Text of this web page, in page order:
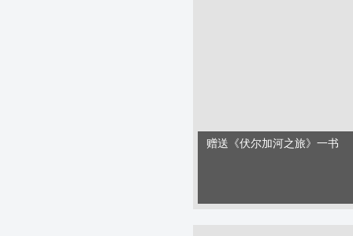
赠送《伏尔加河之旅》一书